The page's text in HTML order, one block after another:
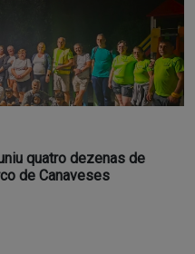
quatro dezenas de
de Canaveses